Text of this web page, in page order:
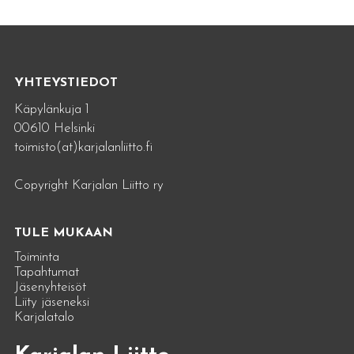
YHTEYSTIEDOT
Käpylänkuja 1
00610 Helsinki
toimisto(at)karjalanliitto.fi
Copyright Karjalan Liitto ry
TULE MUKAAN
Toiminta
Tapahtumat
Jäsenyhteisöt
Liity jäseneksi
Karjalatalo